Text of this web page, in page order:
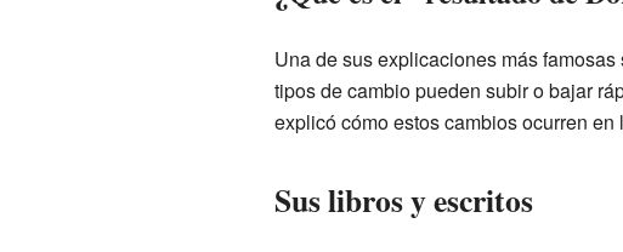
Una de sus explicaciones más
tipos de cambio pueden subir o bajar
explicó cómo estos cambios ocurren en
Sus libros y escritos